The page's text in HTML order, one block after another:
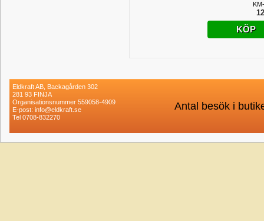
KÖP
Eldkraft AB, Backagården 302
281 93 FINJA
Organisationsnummer 559058-4909
E-post: info@eldkraft.se
Tel 0708-832270
Antal besök i